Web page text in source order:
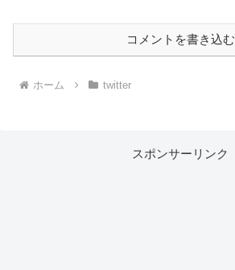
コメントを書き込む
ホーム twitter
スポンサーリンク